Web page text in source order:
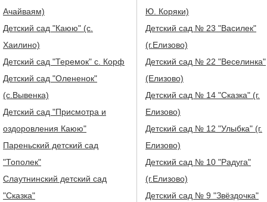
Ачайваям)
Детский сад "Каюю" (с.
Хаилино)
Детский сад "Теремок" с. Корф
Детский сад "Олененок"
(с.Вывенка)
Детский сад "Присмотра и
оздоровления Каюю"
Пареньский детский сад
"Тополек"
Слаутнинский детский сад
"Сказка"
Ю. Коряки)
Детский сад № 23 "Василек"
(г.Елизово)
Детский сад № 22 "Веселинка"
(Елизово)
Детский сад № 14 "Сказка" (г.
Елизово)
Детский сад № 12 "Улыбка" (г.
Елизово)
Детский сад № 10 "Радуга"
(г.Елизово)
Детский сад № 9 "Звёздочка"